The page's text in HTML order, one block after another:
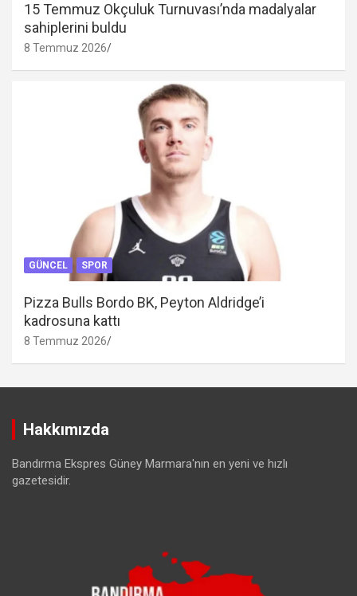
15 Temmuz Okçuluk Turnuvası’nda madalyalar
sahiplerini buldu
8 Temmuz 2026
GÜNCEL SPOR
Pizza Bulls Bordo BK, Peyton Aldridge’i
kadrosuna kattı
8 Temmuz 2026
Hakkımızda
Bandırma Ekspres Güney Marmara'nın en yeni ve hızlı
gazetesidir.